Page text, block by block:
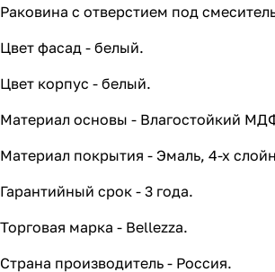
Раковина с отверстием под
Цвет фасад - белый.
Цвет корпус - белый.
Материал основы - Влагостойкий
Материал покрытия - Эмаль, 4-х
Гарантийный срок - 3 года.
Торговая марка - Bellezza.
Страна производитель - Россия.